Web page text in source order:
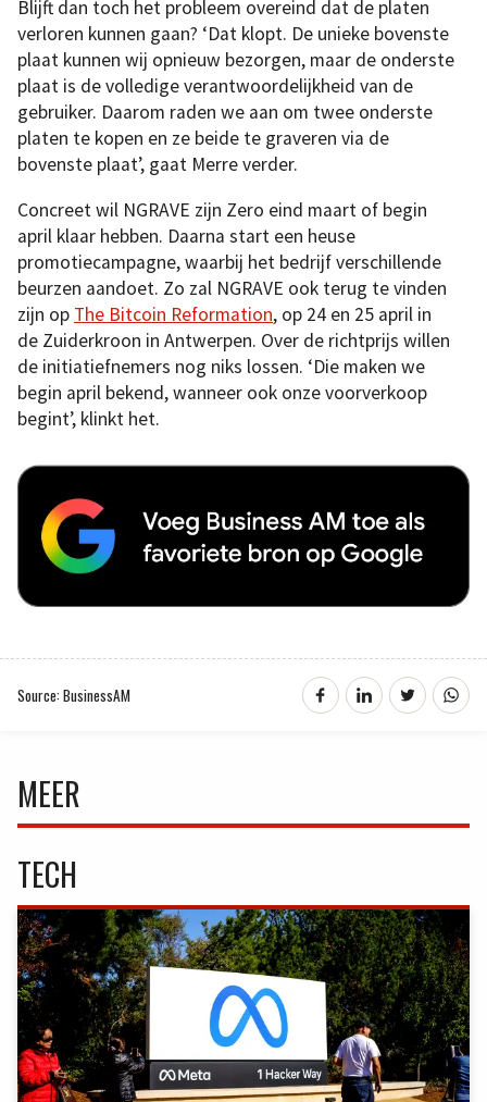
Blijft dan toch het probleem overeind dat de platen
verloren kunnen gaan? ‘Dat klopt. De unieke bovenste
plaat kunnen wij opnieuw bezorgen, maar de onderste
plaat is de volledige verantwoordelijkheid van de
gebruiker. Daarom raden we aan om twee onderste
platen te kopen en ze beide te graveren via de
bovenste plaat’, gaat Merre verder.
Concreet wil NGRAVE zijn Zero eind maart of begin
april klaar hebben. Daarna start een heuse
promotiecampagne, waarbij het bedrijf verschillende
beurzen aandoet. Zo zal NGRAVE ook terug te vinden
zijn op The Bitcoin Reformation, op 24 en 25 april in
de Zuiderkroon in Antwerpen. Over de richtprijs willen
de initiatiefnemers nog niks lossen. ‘Die maken we
begin april bekend, wanneer ook onze voorverkoop
begint’, klinkt het.
Source: BusinessAM
MEER
TECH